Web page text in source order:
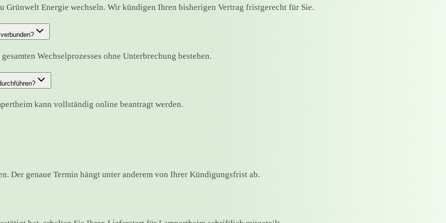
Grünwelt Energie wechseln. Wir kündigen Ihren bisherigen Vertrag fristgerecht für Sie.
Wechselprozesses ohne Unterbrechung bestehen.
kann vollständig online beantragt werden.
Der genaue Termin hängt unter anderem von Ihrer Kündigungsfrist ab.